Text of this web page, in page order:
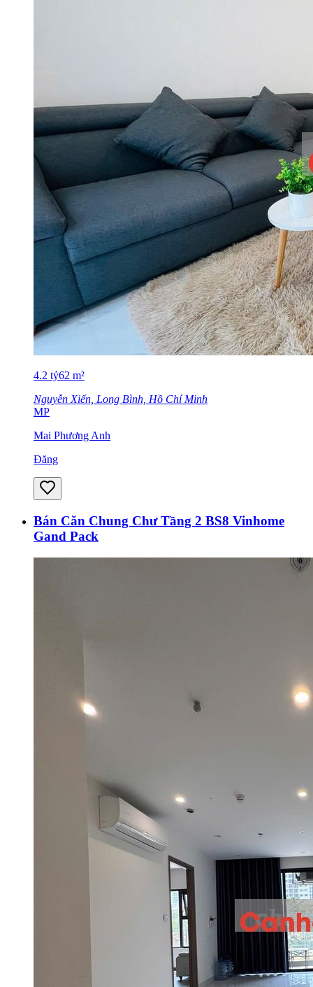
4.2 tỷ62 m²
Nguyễn Xiển, Long Bình, Hồ Chí Minh
MP
Mai Phương Anh
Đăng
Bán Căn Chung Chư Tầng 2 BS8 Vinhome
Gand Pack